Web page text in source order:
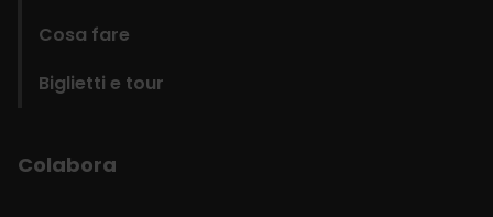
Cosa fare
Biglietti e tour
Colabora